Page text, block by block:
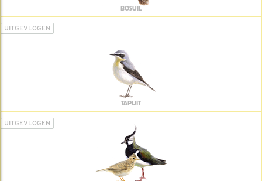
BOSUIL
UITGEVLOGEN
TAPUIT
UITGEVLOGEN